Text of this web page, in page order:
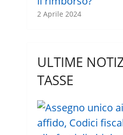
2 Aprile 2024
ULTIME
TASSE